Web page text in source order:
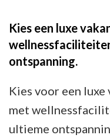
Kies een luxe
ontspanning.
Kies voor een
met
ultieme